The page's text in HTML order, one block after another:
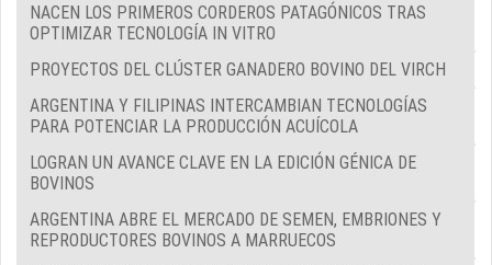
NACEN LOS PRIMEROS CORDEROS PATAGÓNICOS TRAS
OPTIMIZAR TECNOLOGÍA IN VITRO
PROYECTOS DEL CLÚSTER GANADERO BOVINO DEL VIRCH
ARGENTINA Y FILIPINAS INTERCAMBIAN TECNOLOGÍAS
PARA POTENCIAR LA PRODUCCIÓN ACUÍCOLA
LOGRAN UN AVANCE CLAVE EN LA EDICIÓN GÉNICA DE
BOVINOS
ARGENTINA ABRE EL MERCADO DE SEMEN, EMBRIONES Y
REPRODUCTORES BOVINOS A MARRUECOS